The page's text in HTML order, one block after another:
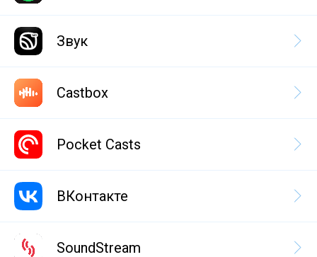
Звук
Castbox
Pocket Casts
ВКонтакте
SoundStream